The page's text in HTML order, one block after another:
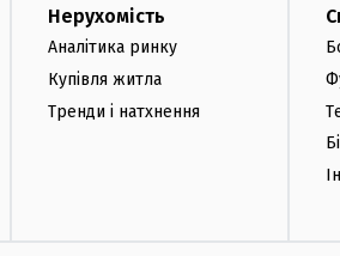
Нерухомість
Аналітика ринку
Купівля житла
Тренди і натхнення